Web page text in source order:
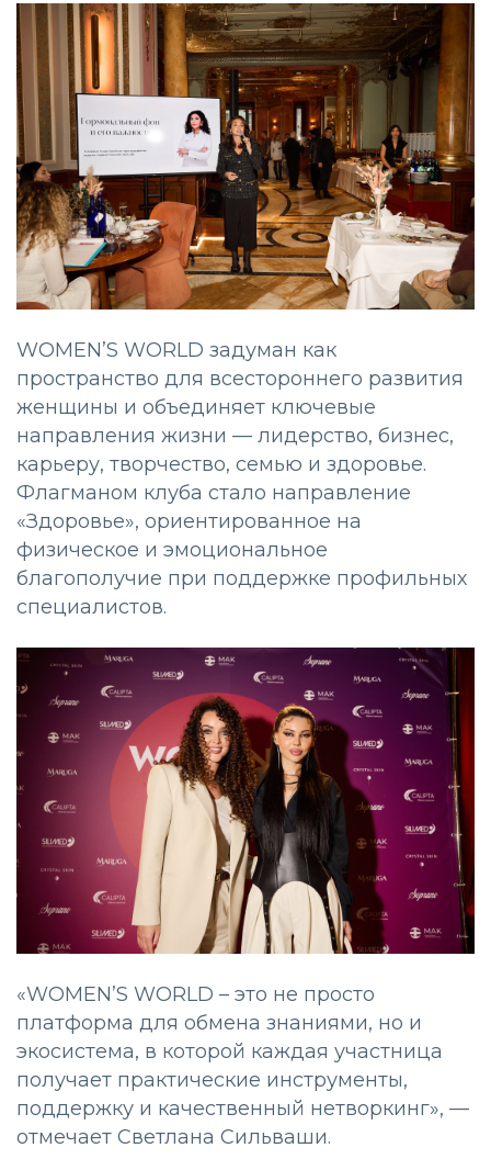
WOMEN’S WORLD задуман как
пространство для всестороннего развития
женщины и объединяет ключевые
направления жизни — лидерство, бизнес,
карьеру, творчество, семью и здоровье.
Флагманом клуба стало направление
«Здоровье», ориентированное на
физическое и эмоциональное
благополучие при поддержке профильных
специалистов.
«WOMEN’S WORLD – это не просто
платформа для обмена знаниями, но и
экосистема, в которой каждая участница
получает практические инструменты,
поддержку и качественный нетворкинг», —
отмечает Светлана Сильваши.